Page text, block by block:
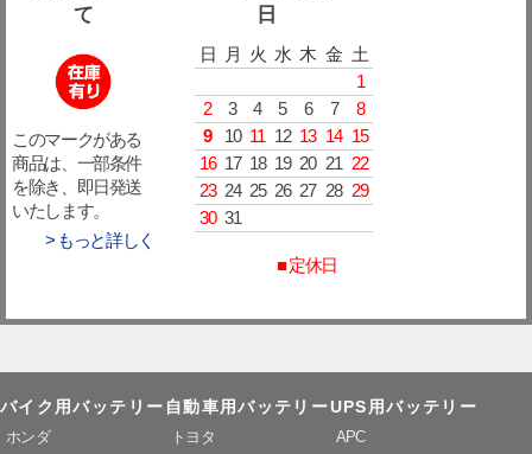
て
このマークがある
商品は、一部条件
を除き、即日発送
いたします。
> もっと詳しく
日
日 月 火 水 木 金 土
1
2
3 4 5 6 7
8
9
10 11 12 13 14 15
16 17 18 19 20 21 22
23 24 25 26 27 28 29
30 31
■ 定休日
バイク用バッテリー
ホンダ
自動車用バッテリー
トヨタ
UPS用バッテリー
APC